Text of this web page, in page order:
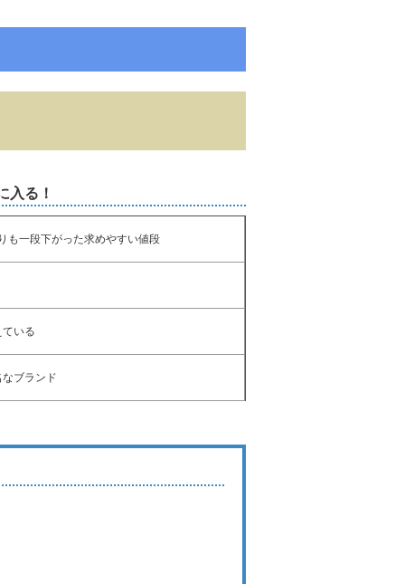
入る！
も一段下がった求めやすい値段
いる
ブランド